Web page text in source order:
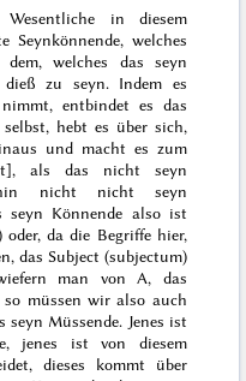
in diesem
welches
welches das seyn
zu seyn. Indem es
entbindet es das
hebt es über sich,
und macht es zum
als das nicht seyn
nicht nicht seyn
seyn Könnende also ist
oder, da die Begriffe hier,
das Subject (subjectum)
man von A, das
so müssen wir also auch
seyn Müssende. Jenes ist
jenes ist von diesem
dieses kommt über